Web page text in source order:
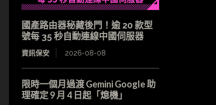
國產路由器秘藏後門！逾 20 款型
號每 35 秒自動連線中國伺服器
資訊保安 2026-08-08
限時一個月過渡 Gemini Google 助
理確定 9 月 4 日起「熄機」